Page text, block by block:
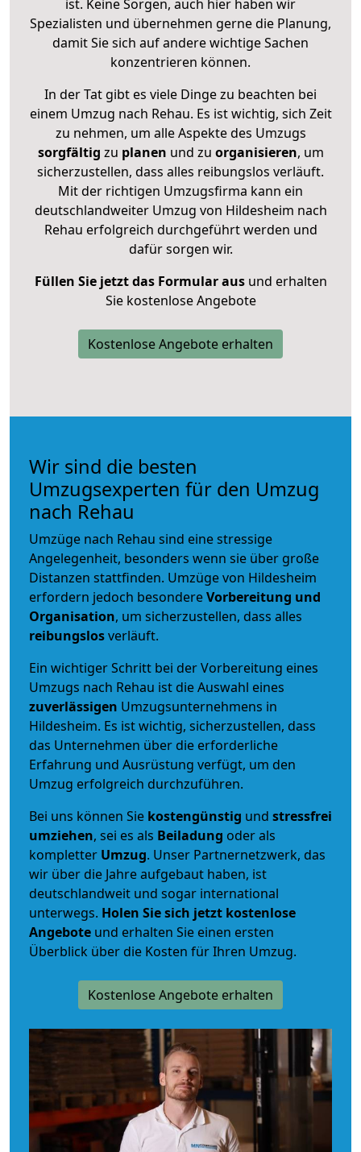
ist. Keine Sorgen, auch hier haben wir
Spezialisten und übernehmen gerne die Planung,
damit Sie sich auf andere wichtige Sachen
konzentrieren können.
In der Tat gibt es viele Dinge zu beachten bei
einem Umzug nach Rehau. Es ist wichtig, sich Zeit
zu nehmen, um alle Aspekte des Umzugs
sorgfältig zu planen und zu organisieren, um
sicherzustellen, dass alles reibungslos verläuft.
Mit der richtigen Umzugsfirma kann ein
deutschlandweiter Umzug von Hildesheim nach
Rehau erfolgreich durchgeführt werden und
dafür sorgen wir.
Füllen Sie jetzt das Formular ausund erhalten
Sie kostenlose Angebote
Kostenlose Angebote erhalten
Wir sind die besten
Umzugsexperten für den Umzug
nach Rehau
Umzüge nach Rehau sind eine stressige
Angelegenheit, besonders wenn sie über große
Distanzen stattfinden. Umzüge von Hildesheim
erfordern jedoch besondereVorbereitung und
Organisation, um sicherzustellen, dass alles
reibungslosverläuft.
Ein wichtiger Schritt bei der Vorbereitung eines
Umzugs nach Rehau ist die Auswahl eines
zuverlässigen Umzugsunternehmens in
Hildesheim. Es ist wichtig, sicherzustellen, dass
das Unternehmen über die erforderliche
Erfahrung und Ausrüstung verfügt, um den
Umzug erfolgreich durchzuführen.
Bei uns können Sie kostengünstig und stressfrei
umziehen, sei es als Beiladung oder als
kompletter Umzug. Unser Partnernetzwerk, das
wir über die Jahre aufgebaut haben, ist
deutschlandweit und sogar international
unterwegs. Holen Sie sich jetzt kostenlose
Angebote und erhalten Sie einen ersten
Überblick über die Kosten für Ihren Umzug.
Kostenlose Angebote erhalten